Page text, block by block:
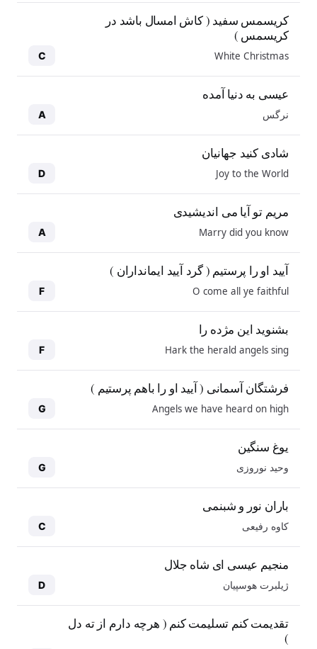
کریسمس سفید ( کاش امسال باشد در
کریسمس )
White Christmas
C
عیسی به دنیا آمده
نرگس A
شادی کنید جهانیان
Joy to the World
D
مریم تو آیا می اندیشیدی
Marry did you know
A
آیید او را پرستیم ( گرد آیید ایمانداران )
O come all ye faithful
F
بشنوید این مژده را
Hark the herald angels sing
F
فرشتگان آسمانی ( آیید او را باهم پرستیم )
Angels we have heard on high
G
یوغ سنگین
وحید نوروزی G
باران نور و شبنمی
کاوه رفیعی C
منجیم عیسی ای شاه جلال
ژیلبرت هوسپیان D
تقدیمت کنم تسلیمت کنم ( هرچه دارم از ته دل
)